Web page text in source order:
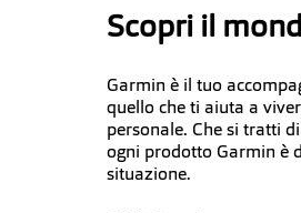
Scopri il
Garmin è il tuo
quello che ti aiuta a
personale. Che si tratti
ogni prodotto Garmin è
situazione.